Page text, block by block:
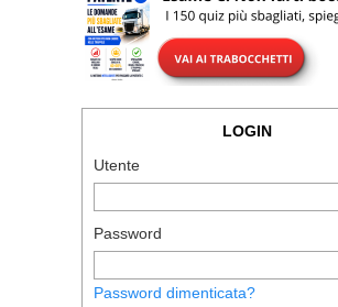
LOGIN
Utente
Password
Password dimenticata?